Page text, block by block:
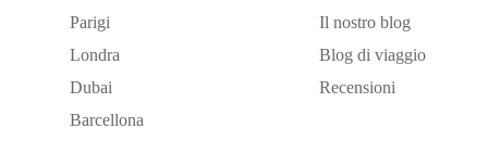
Parigi
Londra
Dubai
Barcellona
Il nostro blog
Blog di viaggio
Recensioni